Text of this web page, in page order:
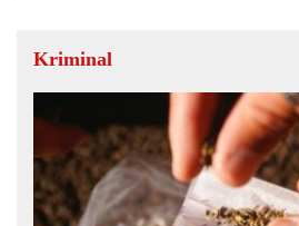
Kriminal